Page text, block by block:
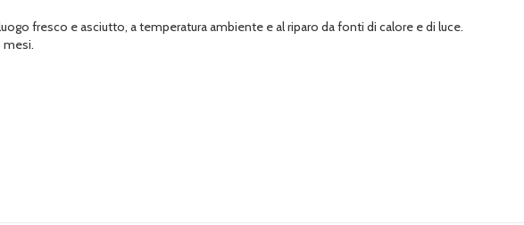
fresco e asciutto, a temperatura ambiente e al riparo da fonti di calore e di luce.
mesi.